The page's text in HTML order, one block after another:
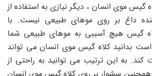
گیس موی انسان ، دیگر نیازی به استفاده از
داغ بر روی موهای طبیعی نیست. با
گیس هیچ آسیبی به موهای طبیعی شما
بدانید کلاه گیس موی انسان می تواند
کند. به این ترتیب می توانید به راحتی از